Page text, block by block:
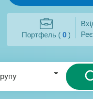
Портфель ( 0 )